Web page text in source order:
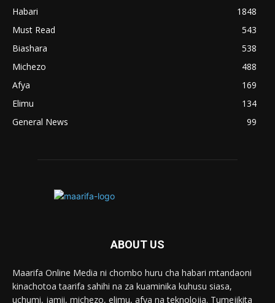
Habari
1848
Must Read
543
Biashara
538
Michezo
488
Afya
169
Elimu
134
General News
99
ABOUT US
Maarifa Online Media ni chombo huru cha habari mtandaoni
kinachotoa taarifa sahihi na za kuaminika kuhusu siasa,
uchumi, jamii, michezo, elimu, afya na teknolojia. Tumejikita